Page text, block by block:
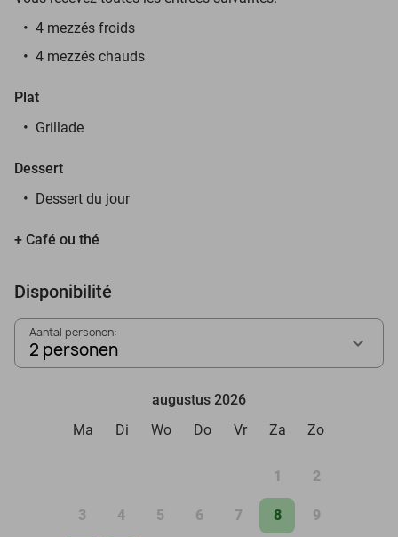
4 mezzés froids
4 mezzés chauds
Plat
Grillade
Dessert
Dessert du jour
+ Café ou thé
Disponibilité
Aantal personen:
2 personen
augustus 2026
Ma
Di Wo Do Vr Za Zo
1 2
3 4 5 6 7 8 9